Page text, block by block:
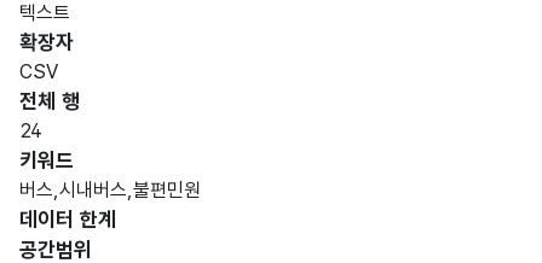
데이터 항목 표로 항목명, 항목명(영문명), 항목 설명, 도메인
항목
명
년도
구분
년도
텍스트
확장자
CSV
전체 행
24
키워드
버스,시내버스,불편민원
데이터 한계
공간범위